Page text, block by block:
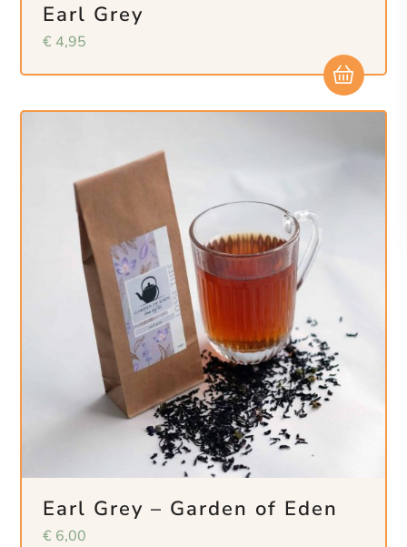
Earl Grey
€ 4,95
Earl Grey – Garden of Eden
€ 6,00